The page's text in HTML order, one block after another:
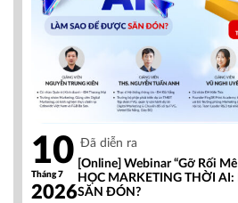
10
Tháng 7
2026
Đã diễn ra
[Online] Webinar “Gỡ Rối
HỌC MARKETING THỜI
SĂN ĐÓN?